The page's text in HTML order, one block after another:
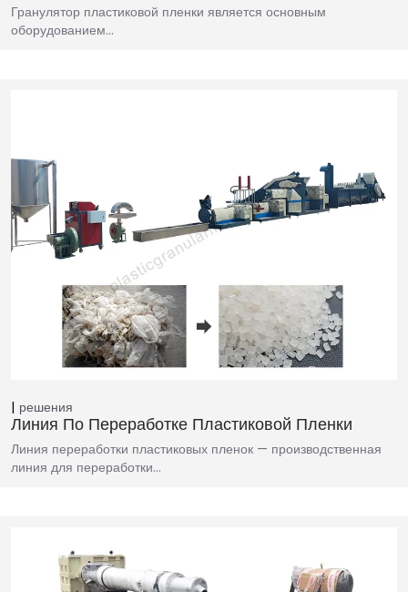
Гранулятор пластиковой пленки является основным
оборудованием…
решения
Линия По Переработке Пластиковой Пленки
Линия переработки пластиковых пленок — производственная
линия для переработки…